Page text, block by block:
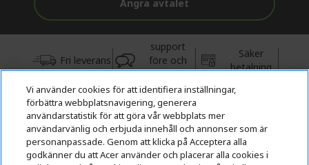
Ångra avtalet
Fri leverans
support
före och
efter köp
Säker
betalning
© 2026 Acer Inc.
CPYou BV är auktoriserad återförsäljare och försäljare av de
produkter och tjänster som erbjuds i denna butik.
Vi använder cookies för att identifiera inställningar,
förbättra webbplatsnavigering, generera
användarstatistik för att göra vår webbplats mer
användarvänlig och erbjuda innehåll och annonser som är
personanpassade. Genom att klicka på Acceptera alla
godkänner du att Acer använder och placerar alla cookies i